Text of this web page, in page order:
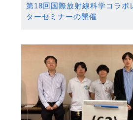
第18回国際放射線科学コラボ
ターセミナーの開催